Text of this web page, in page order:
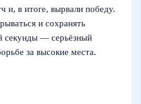
и, в итоге, вырвали победу.
и сохранять
секунды — серьёзный
за высокие места.